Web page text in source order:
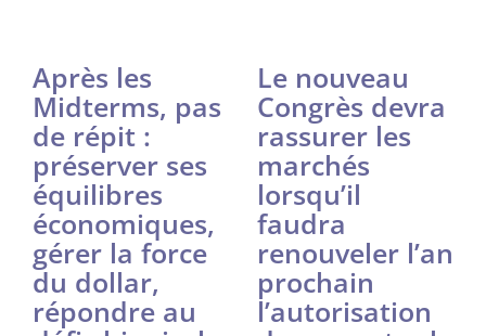
Après les
Midterms, pas
de répit :
préserver ses
équilibres
économiques,
gérer la force
du dollar,
répondre au
Le nouveau
Congrès devra
rassurer les
marchés
lorsqu’il
faudra
renouveler l’an
prochain
l’autorisation